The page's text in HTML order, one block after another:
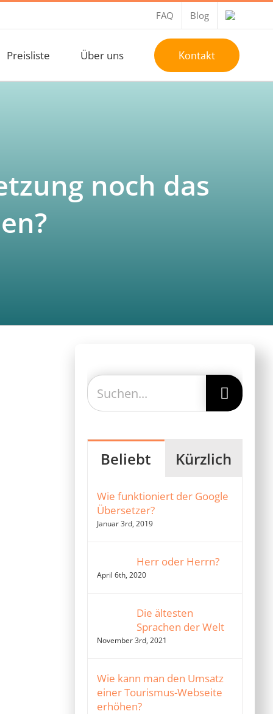
FAQ Blog
Preisliste Über uns Kontakt
noch das
Suche
nach:
Beliebt Kürzlich
Wie funktioniert der Google
Übersetzer?
Januar 3rd, 2019
Herr oder Herrn?
April 6th, 2020
Die ältesten
Sprachen der Welt
November 3rd, 2021
Wie kann man den Umsatz
einer Tourismus-Webseite
erhöhen?